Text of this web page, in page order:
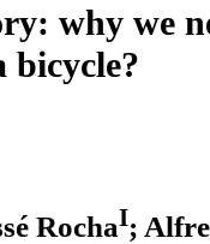
why we
bicycle?
RochaI;